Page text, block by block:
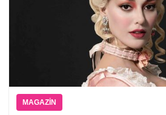
MAGAZIN